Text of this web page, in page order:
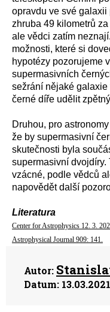
opravdu ve své
zhruba 49 kilometrů
ale vědci zatím
možnosti, které si
hypotézy pozorujeme
supermasivních
sežrání nějaké
černé díře udělit
Druhou, pro
že by supermasivní
skutečnosti byla
supermasivní dvojdíry.
vzácné, podle vědců
napovědět další
Literatura
Center for Astrophysics 12. 3.
Astrophysical Journal 909: 141.
Autor:
Datum: 13.03.2021